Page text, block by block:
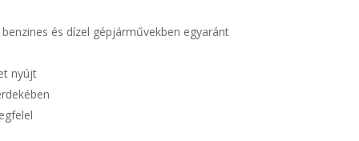
és dízel gépjárművekben egyaránt
nyújt